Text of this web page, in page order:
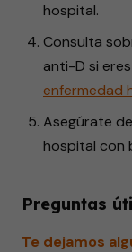
hospital.
Consulta
anti-D si
enfermedad
Asegúrate
hospital con
Preguntas
Te dejamos